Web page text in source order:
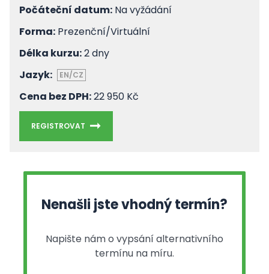
Počáteční datum: Na vyžádání
Forma: Prezenční/Virtuální
Délka kurzu:2 dny
Jazyk:
EN/CZ
Cena bez DPH:22 950 Kč
REGISTROVAT
Nenašli jste vhodný termín?
Napište nám o vypsání alternativního
termínu na míru.